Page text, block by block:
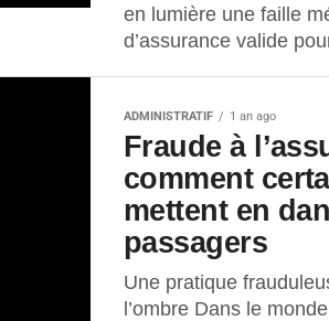
en lumière une faille
d’assurance valide
ADMINISTRATIF 1 an ago
Fraude à
comment
mettent en
passagers
Une pratique
l’ombre Dans le